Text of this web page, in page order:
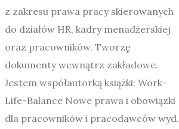
z zakresu prawa pracy skierowanych
do działów HR, kadry menadżerskiej
oraz pracowników. Tworzę
dokumenty wewnątrz zakładowe.
Jestem współautorką książki: Work-
Life-Balance Nowe prawa i obowiązki
dla pracowników i pracodawców wyd.